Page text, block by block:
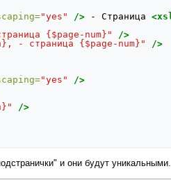
"yes" /> - Страница
{$page-num}"
/>
- cтраница {$page-num}"
/>
"yes"
/>
/>
и они будут уникальными.